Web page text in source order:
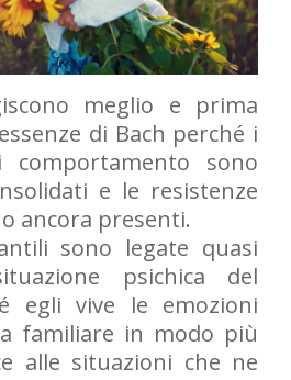
meglio e prima
di Bach perché i
sono
e le resistenze
ancora presenti.
sono legate quasi
psichica del
egli vive le emozioni
familiare in modo più
alle situazioni che ne